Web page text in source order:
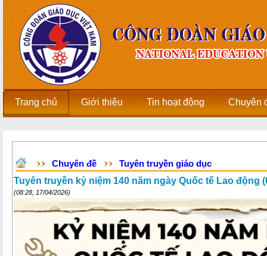
Trang chủ Giới thiệu Tin hoạt động Chuyên
Chuyên đề
Tuyên truyền giáo dục
Tuyên truyền kỷ niệm 140 năm ngày Quốc tế Lao động
(08:28, 17/04/2026)